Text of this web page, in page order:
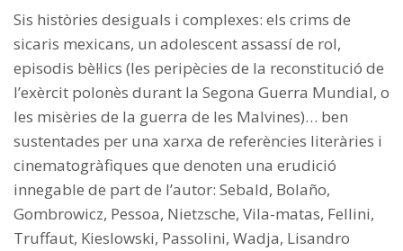
Sis històries desiguals i complexes: els crims de
sicaris mexicans, un adolescent assassí de rol,
episodis bèl·lics (les peripècies de la reconstitució de
l’exèrcit polonès durant la Segona Guerra Mundial, o
les misèries de la guerra de les Malvines)… ben
sustentades per una xarxa de referències literàries i
cinematogràfiques que denoten una erudició
innegable de part de l’autor: Sebald, Bolaño,
Gombrowicz, Pessoa, Nietzsche, Vila-matas, Fellini,
Truffaut, Kieslowski, Passolini, Wadja, Lisandro